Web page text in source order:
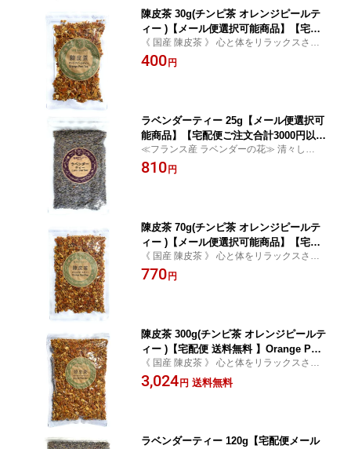
陳皮茶 30g(チンピ茶 オレンジピールテ
ィー )【メール便選択可能商品】【宅配
便ご注文合計3000円以上送料無料】Ora
nge Peel Tea【 日本産 陳皮 温州ミカン
《 国産 陳皮茶 》 心と体をリラックスさせ
巡りを促す 【残留農薬検査済】
400 円
ラベンダーティー 25g【メール便選択可
能商品】【宅配便ご注文合計3000円以上
送料無料】Lavender Tea【 ラベンダー
ティ ラベンダー ハーブティー】
≪フランス産 ラベンダーの花≫ 清々しく
心身リラックス 【残留農薬検査済】
810 円
陳皮茶 70g(チンピ茶 オレンジピールテ
ィー )【メール便選択可能商品】【宅配
便ご注文合計3000円以上送料無料】Ora
nge Peel Tea【 日本産 陳皮 温州ミカン
《 国産 陳皮茶 》 心と体をリラックスさせ
巡りを促す 【残留農薬検査済】
770 円
陳皮茶 300g(チンピ茶 オレンジピールテ
ィー )【宅配便 送料無料 】Orange Peel
Tea【 日本産 陳皮 温州ミカンの皮 】
《 国産 陳皮茶 》 心と体をリラックスさせ
巡りを促す 【残留農薬検査済】
3,024 円 送料無料
ラベンダーティー 120g【宅配便メール